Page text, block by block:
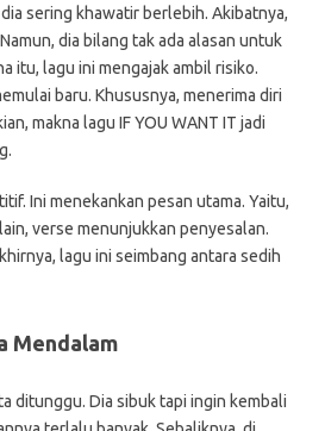
sering khawatir berlebih. Akibatnya,
dia bilang tak ada alasan untuk
itu, lagu ini mengajak ambil risiko.
baru. Khususnya, menerima diri
makna lagu IF YOU WANT IT jadi
Ini menekankan pesan utama. Yaitu,
verse menunjukkan penyesalan.
lagu ini seimbang antara sedih
Mendalam
ditunggu. Dia sibuk tapi ingin kembali